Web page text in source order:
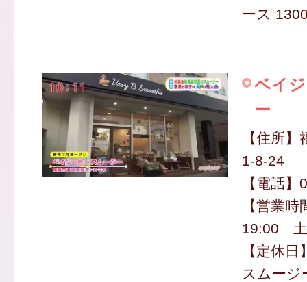
ース
ベイ
ー
【住所
1-8-24
【電話
【営業
19:00 土
【定休日
スムージ